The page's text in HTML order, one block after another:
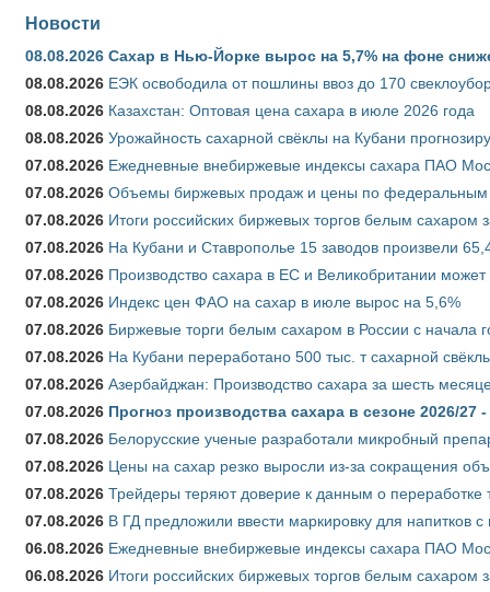
Новости
08.08.2026 Сахар в Нью-Йорке вырос на 5,7% на фоне
08.08.2026 ЕЭК освободила от пошлины ввоз до 170
08.08.2026 Казахстан: Оптовая цена сахара в июле 2026 года
08.08.2026 Урожайность сахарной свёклы на Кубани
07.08.2026 Ежедневные внебиржевые индексы сахара ПАО
07.08.2026 Объемы биржевых продаж и цены по федеральным
07.08.2026 Итоги российских биржевых торгов белым сахаром
07.08.2026 На Кубани и Ставрополье 15 заводов произвели
07.08.2026 Производство сахара в ЕС и Великобритании
07.08.2026 Индекс цен ФАО на сахар в июле вырос на 5,6%
07.08.2026 Биржевые торги белым сахаром в России с начала
07.08.2026 На Кубани переработано 500 тыс. т сахарной
07.08.2026 Азербайджан: Производство сахара за шесть
07.08.2026 Прогноз производства сахара в сезоне 2026/
07.08.2026 Белорусские ученые разработали микробный
07.08.2026 Цены на сахар резко выросли из-за сокращения
07.08.2026 Трейдеры теряют доверие к данным о переработке
07.08.2026 В ГД предложили ввести маркировку для напитков
06.08.2026 Ежедневные внебиржевые индексы сахара ПАО
06.08.2026 Итоги российских биржевых торгов белым сахаром